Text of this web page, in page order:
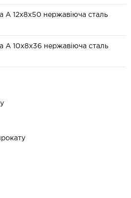
А 12x8x50 нержавіюча сталь
А 10x8x36 нержавіюча сталь